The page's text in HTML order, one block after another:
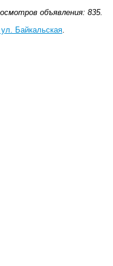
объявления: 835.
Байкальская.